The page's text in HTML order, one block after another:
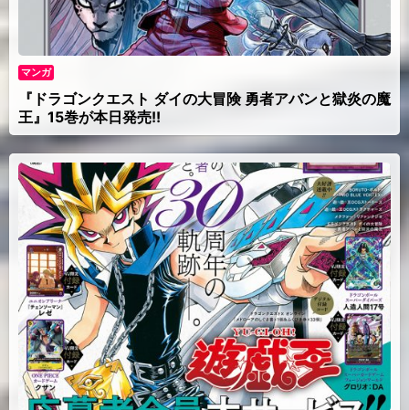
マンガ
『ドラゴンクエスト ダイの大冒険 勇者アバンと獄炎の魔
王』15巻が本日発売!!